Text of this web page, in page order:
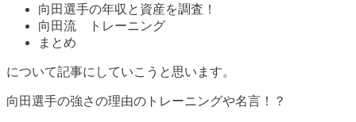
向田選手の年収と資産を調査！
向田流 トレーニング
まとめ
について記事にしていこうと思います。
向田選手の強さの理由のトレーニングや名言！？